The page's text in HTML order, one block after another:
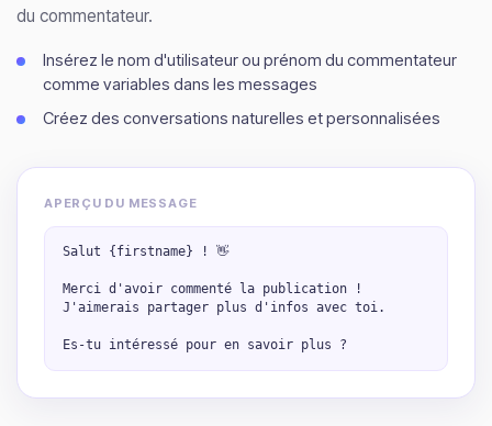
du commentateur.
Insérez le nom d'utilisateur ou prénom du commentateur
comme variables dans les messages
Créez des conversations naturelles et personnalisées
APERÇU DU MESSAGE
Salut {firstname} ! 👋
Merci d'avoir commenté la publication !
J'aimerais partager plus d'infos avec toi.